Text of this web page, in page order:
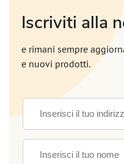
Iscriviti alla
e rimani sempre
e nuovi prodotti.